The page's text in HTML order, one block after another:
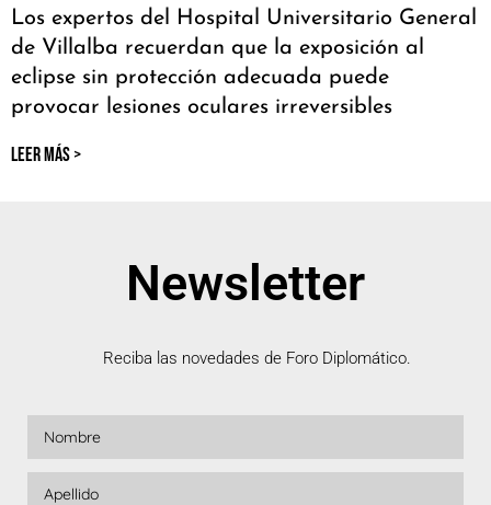
Los expertos del Hospital Universitario General
de Villalba recuerdan que la exposición al
eclipse sin protección adecuada puede
provocar lesiones oculares irreversibles
LEER MÁS >
Newsletter
Reciba las novedades de Foro Diplomático.